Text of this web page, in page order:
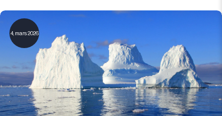
4, mars 2026